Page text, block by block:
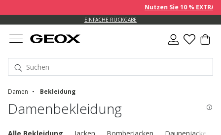
Nutzen Sie 10 % EXTRA
EINFACHE RÜCKGABE
Damen Bekleidung
Damenbekleidung